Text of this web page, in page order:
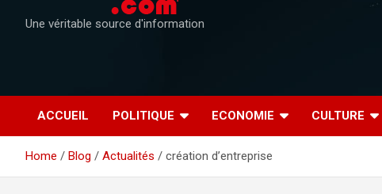
Une véritable source d'information
ACCUEIL POLITIQUE ECONOMIE CULTURE
Home Blog Actualités création d’entreprise